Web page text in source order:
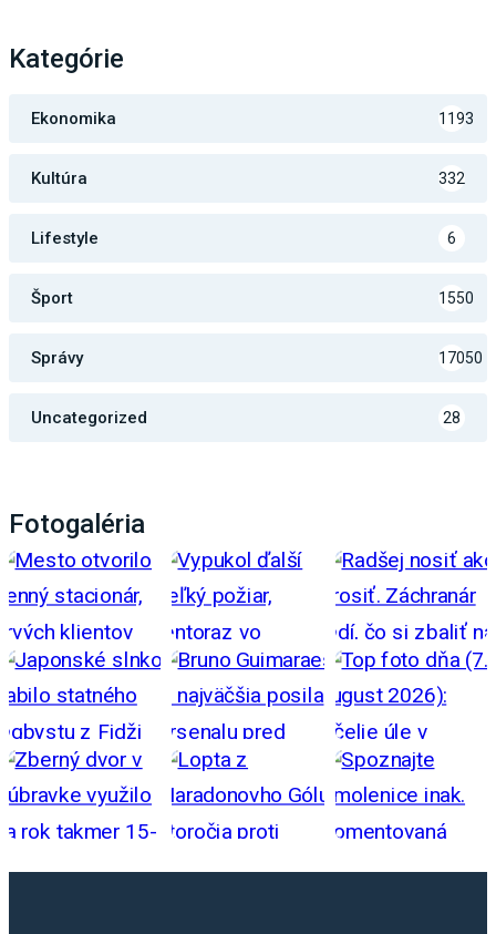
Kategórie
Ekonomika 1193
Kultúra 332
Lifestyle 6
Šport 1550
Správy 17050
Uncategorized 28
Fotogaléria